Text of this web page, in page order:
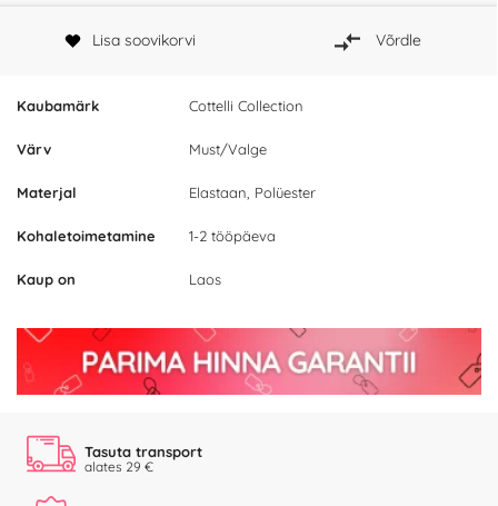
Kaubamärk Cottelli Collection
Värv Must/Valge
Materjal Elastaan, Polüester
Kohaletoimetamine 1-2 tööpäeva
Kaup on Laos
Lisa soovikorvi Võrdle
Tasuta transport
alates 29 €